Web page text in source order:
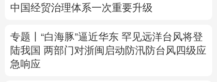
中国经贸治理体系一次重要升级
专题丨 “白海豚”逼近华东 罕见远洋台风将登
陆我国 两部门对浙闽启动防汛防台风四级应
急响应